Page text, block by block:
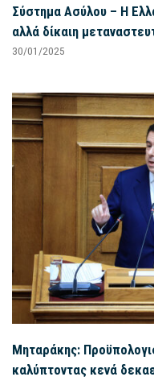
Σύστημα Ασύλου – Η
αλλά δίκαιη
30/01/2025
Μηταράκης:
καλύπτοντας κενά